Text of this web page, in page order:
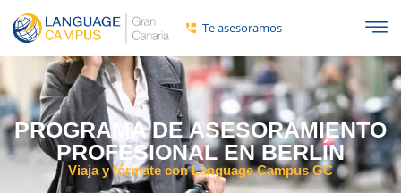
Te asesoramos
PROGRAMA DE ASESORAMIENTO
PROFESIONAL EN BERLÍN
Viaja y fórmate con Language Campus GC